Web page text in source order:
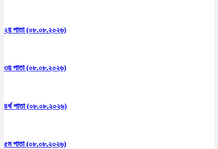
২য় পাতা (০৮.০৮.২০২৬)
৩য় পাতা (০৮.০৮.২০২৬)
৪র্থ পাতা (০৮.০৮.২০২৬)
৫ম পাতা (০৮.০৮.২০২৬)